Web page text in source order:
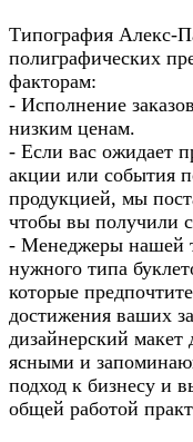
Типография Алекс-
полиграфических
факторам:
- Исполнение
низким ценам.
- Если вас ожидает
акции или события
продукцией, мы
чтобы вы получили
- Менеджеры нашей
нужного типа
которые
достижения ваших
дизайнерский макет
ясными и
подход к бизнесу и
общей работой